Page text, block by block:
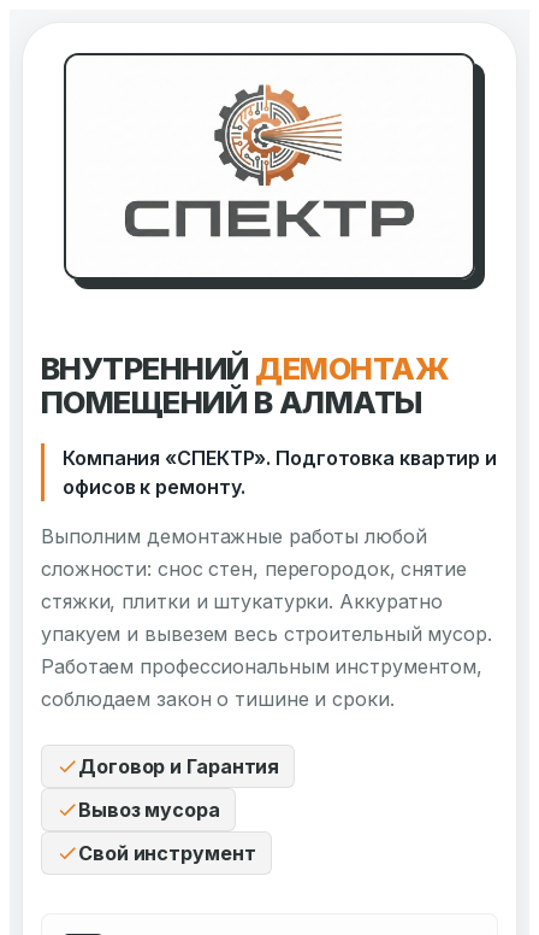
ВНУТРЕННИЙ ДЕМОНТАЖ
ПОМЕЩЕНИЙ В АЛМАТЫ
Компания «СПЕКТР». Подготовка квартир и
офисов к ремонту.
Выполним демонтажные работы любой
сложности: снос стен, перегородок, снятие
стяжки, плитки и штукатурки. Аккуратно
упакуем и вывезем весь строительный мусор.
Работаем профессиональным инструментом,
соблюдаем закон о тишине и сроки.
Договор и Гарантия
Вывоз мусора
Свой инструмент